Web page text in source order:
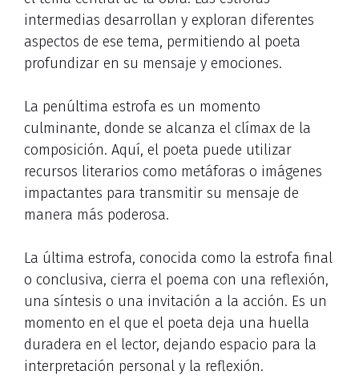
intermedias desarrollan y exploran diferentes
aspectos de ese tema, permitiendo al poeta
profundizar en su mensaje y emociones.
La penúltima estrofa es un momento
culminante, donde se alcanza el clímax de la
composición. Aquí, el poeta puede utilizar
recursos literarios como metáforas o imágenes
impactantes para transmitir su mensaje de
manera más poderosa.
La última estrofa, conocida como la estrofa final
o conclusiva, cierra el poema con una reflexión,
una síntesis o una invitación a la acción. Es un
momento en el que el poeta deja una huella
duradera en el lector, dejando espacio para la
interpretación personal y la reflexión.